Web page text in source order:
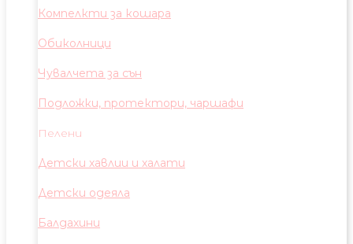
Компелкти за кошара
Обиколници
Чувалчета за сън
Подложки, протектори, чаршафи
Пелени
Детски хавлии и халати
Детски одеяла
Балдахини